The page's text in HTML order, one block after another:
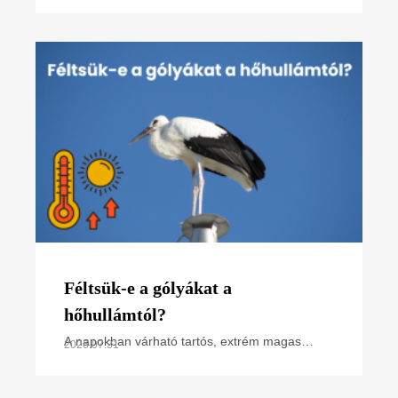
Féltsük-e a gólyákat a
hőhullámtól?
A napokban várható tartós, extrém magas
2026.07.31